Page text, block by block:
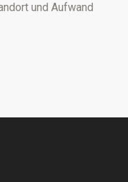
und Aufwand